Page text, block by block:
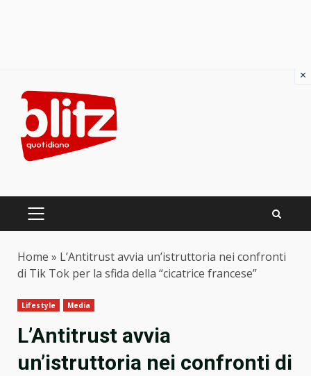
content
PRIMARY
Home » L’Antitrust avvia un’istruttoria nei confronti
di Tik Tok per la sfida della “cicatrice francese”
Lifestyle Media
L’Antitrust avvia
un’istruttoria nei confronti di
×